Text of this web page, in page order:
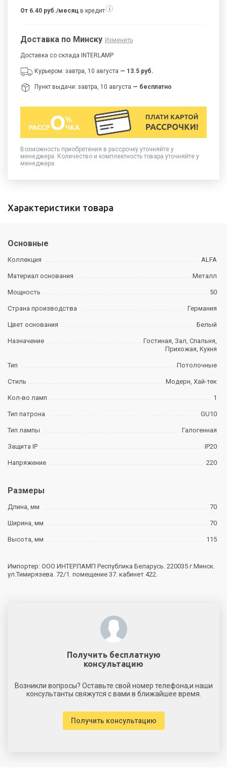
От 6.40 руб./месяц в кредит i
Доставка по Минску Изменить
Доставка со склада INTERLAMP
Курьером: завтра, 10 августа — 13.5 руб.
Пункт выдачи: завтра, 10 августа — бесплатно
Возможность приобретения в рассрочку уточняйте у
менеджера. Количество и комплектность товара уточняйте у
менеджера.
Характеристики товара
Основные
Коллекция ALFA
Материал основания Металл
Мощность 50
Страна производства Германия
Цвет основания Белый
Назначение
Гостиная, Зал, Спальня,
Прихожая, Кухня
Тип Потолочные
Стиль Модерн, Хай-тек
Кол-во ламп 1
Тип патрона GU10
Тип лампы Галогенная
Защита IP IP20
Напряжение 220
Размеры
Длина, мм 70
Ширина, мм 70
Высота, мм 115
Импортер: ООО ИНТЕРЛАМП Республика Беларусь. 220035 г.Минск.
ул.Тимирязева. 72/1. помещение 37. кабинет 422.
Получить бесплатную
консультацию
Возникли вопросы? Оставьте свой номер телефона,и наши
консультанты свяжутся с вами в ближайшее время.
Получить консультацию